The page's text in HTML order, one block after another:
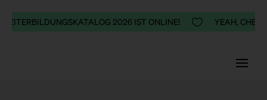
2026 IST ONLINE!  YEAH,